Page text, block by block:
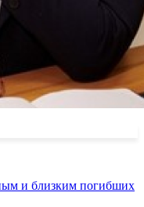
и близким погибших